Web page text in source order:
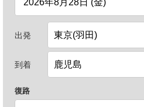
出発
到着
復路